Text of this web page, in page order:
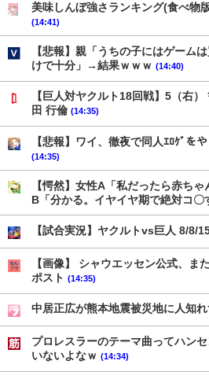
美味しんぼ強さランキング(食べ物
(14:41)
【悲報】親「うちの子にはゲーム
けで十分」→結果ｗｗｗ (14:40)
【巨人対ヤクルト18回戦】5（右
田 行倫 (14:35)
【悲報】ワイ、徹夜で同人ｴﾛｹﾞを
(14:35)
【愕然】女性A「私だったら赤ち
B「分かる。イヤイヤ期で絶対コ〇
【試合実況】ヤクルトvs巨人 8/8/
【画像】 シャウエッセン公式、ま
ポスト (14:35)
中居正広が熊本地震被災地に人知
プロレスラーのテーマ曲ってハン
いないよなｗ (14:34)